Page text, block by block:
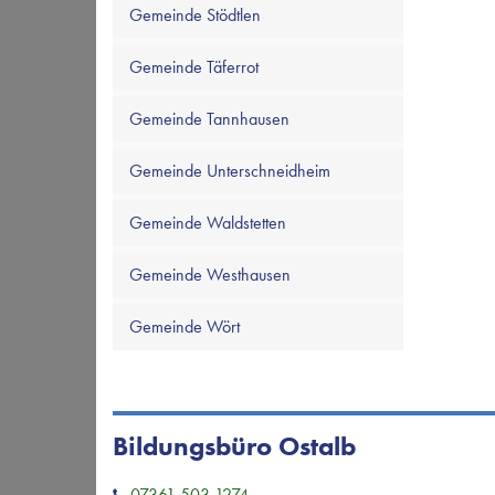
Gemeinde Stödtlen
Gemeinde Täferrot
Gemeinde Tannhausen
Gemeinde Unterschneidheim
Gemeinde Waldstetten
Gemeinde Westhausen
Gemeinde Wört
Bildungsbüro Ostalb